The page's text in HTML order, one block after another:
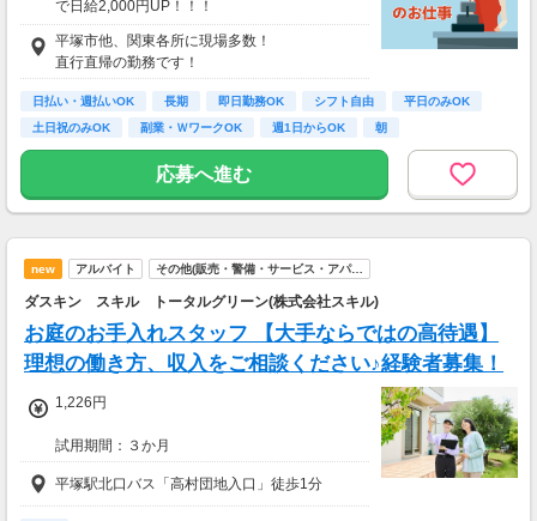
で日給2,000円UP！！！
////////////////////////////////////////
日給12000円以上
（一律手当を含む）
※時給換算→1500円/時
平塚市他、関東各所に現場多数！
直行直帰の勤務です！
日払い・週払いOK 長期 即日勤務OK シフト自由
平日のみOK
土日祝のみOK
副業・ＷワークOK 週1日からOK 朝
応募へ進む
new アルバイト その他(販売・警備・サービス・アパ…
ダスキン スキル トータルグリーン(株式会社スキル)
お庭のお手入れスタッフ 【大手ならではの高待遇】
理想の働き方、収入をご相談ください♪経験者募集！
1,226円
試用期間：３か月
平塚駅北口バス「高村団地入口」徒歩1分